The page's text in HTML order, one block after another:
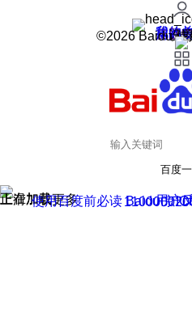
我的
我的
皮肤
用户
设
©2026 Baidu 使
百度
正在加载
上滑加载更多 用户
使用百度前必读 Baidu 京
京公网安备